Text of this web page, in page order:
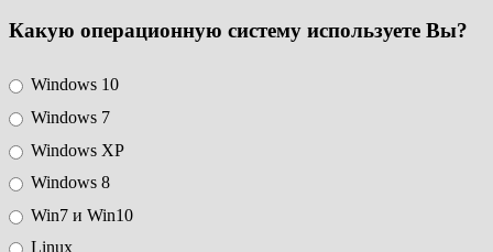
Какую операционную систему используете Вы?
Windows 10
Windows 7
Windows XP
Windows 8
Win7 и Win10
Linux